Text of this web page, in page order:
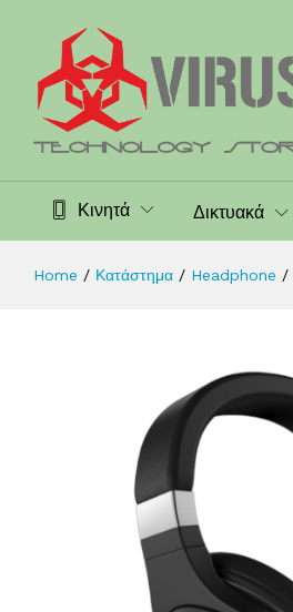
Κινητά Δικτυακά
Home / Κατάστημα / Headphone /
Περιγραφή